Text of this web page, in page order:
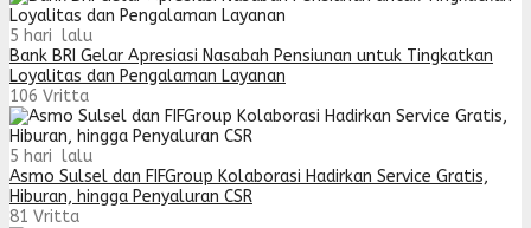
5 hari lalu
Bank BRI Gelar Apresiasi Nasabah Pensiunan untuk Tingkatkan
Loyalitas dan Pengalaman Layanan
106 Vritta
5 hari lalu
Asmo Sulsel dan FIFGroup Kolaborasi Hadirkan Service Gratis,
Hiburan, hingga Penyaluran CSR
81 Vritta